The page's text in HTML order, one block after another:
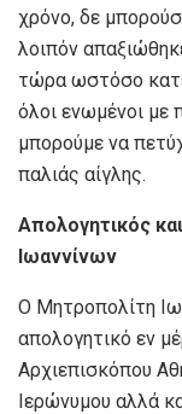
χρόνο, δε
λοιπόν
τώρα ωστόσο
όλοι ενωμένοι
μπορούμε να
παλιάς αίγλης.
Απολογητικός
Ιωαννίνων
Ο Μητροπολίτη
απολογητικό εν
Αρχιεπισκόπου
Ιερώνυμου αλλά